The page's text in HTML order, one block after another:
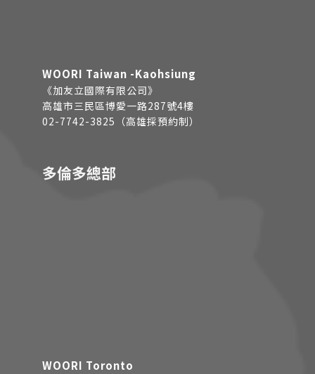
WOORI Taiwan -Kaohsiung
《加友立國際有限公司》
高雄市三民區博愛一路287號4樓
02-7742-3825（高雄採預約制）
多倫多總部
WOORI Toronto